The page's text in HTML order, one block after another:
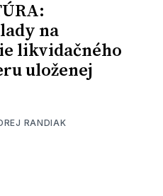
na
likvidačného
uloženej
RANDIAK